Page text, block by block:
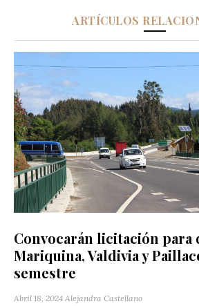
ARTÍCULOS
Convocarán licitación para
Mariquina, Valdivia y
semestre
Abril 18, 2024 Alejandra Castellano